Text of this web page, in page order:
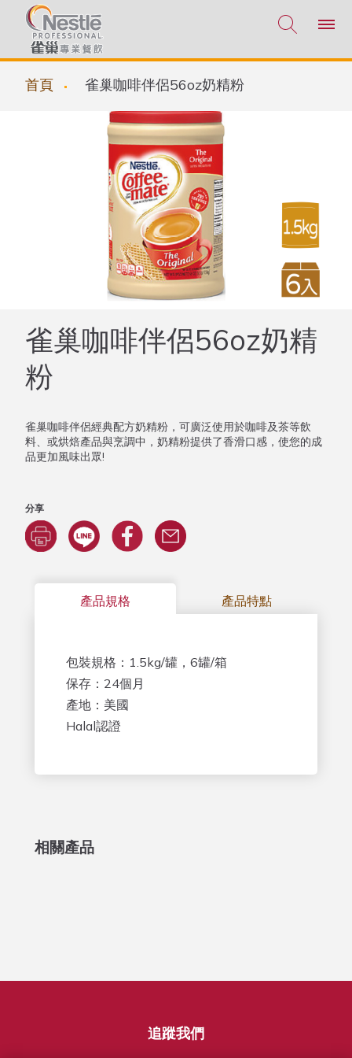
首頁 雀巢咖啡伴侶56oz奶精粉
雀巢咖啡伴侶56oz奶精
粉
雀巢咖啡伴侶經典配方奶精粉，可廣泛使用於咖啡及茶等飲
料、或烘焙產品與烹調中，奶精粉提供了香滑口感，使您的成
品更加風味出眾!
分享
產品規格 產品特點
包裝規格：1.5kg/罐，6罐/箱
保存：24個月
產地：美國
Halal認證
相關產品
追蹤我們